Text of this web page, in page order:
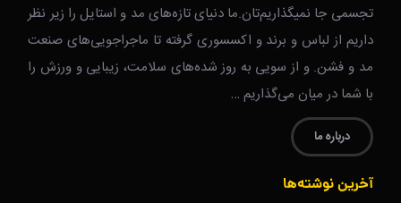
تجسمی جا نمیگذاریم‌تان.ما دنیای تازه‌های مد و استایل را زیر نظر
داریم از لباس و برند و اکسسوری گرفته تا ماجراجویی‌های صنعت
مد و فشن. و از سویی به روز شده‌های سلامت، زیبایی و ورزش را
با شما در میان می‌گذاریم …
درباره ما
آخرین نوشته‌ها